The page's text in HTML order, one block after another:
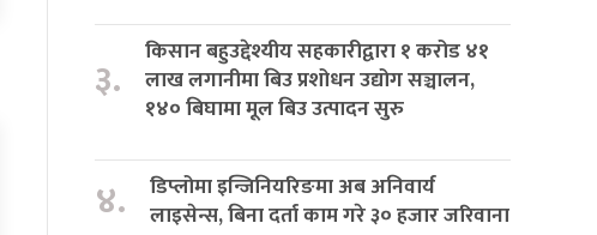
३.
किसान बहुउद्देश्यीय सहकारीद्वारा १ करोड ४१
लाख लगानीमा बिउ प्रशोधन उद्योग सञ्चालन,
१४० बिघामा मूल बिउ उत्पादन सुरु
४.
डिप्लोमा इन्जिनियरिङमा अब अनिवार्य
लाइसेन्स, बिना दर्ता काम गरे ३० हजार जरिवाना